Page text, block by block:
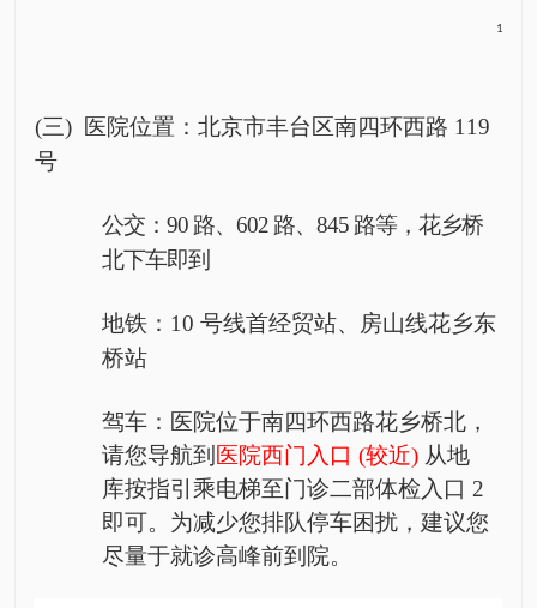
1
(三) 医院位置：北京市丰台区南四环西路 119
号
公交： 90 路、602 路、845 路等，花乡桥
北下车即到
地铁： 10 号线首经贸站、房山线花乡东
桥站
驾车：医院位于南四环西路花乡桥北，
请您导航到 医院西门入口 (较近) 从地
库按指引乘电梯至门诊二部体检入口 2
即可。为减少您排队停车困扰，建议您
尽量于就诊高峰前到院。